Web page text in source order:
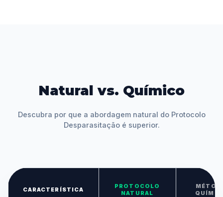
Natural vs. Químico
Descubra por que a abordagem natural do Protocolo
Desparasitação é superior.
CARACTERÍSTICA
PROTOCOLO
NATURAL